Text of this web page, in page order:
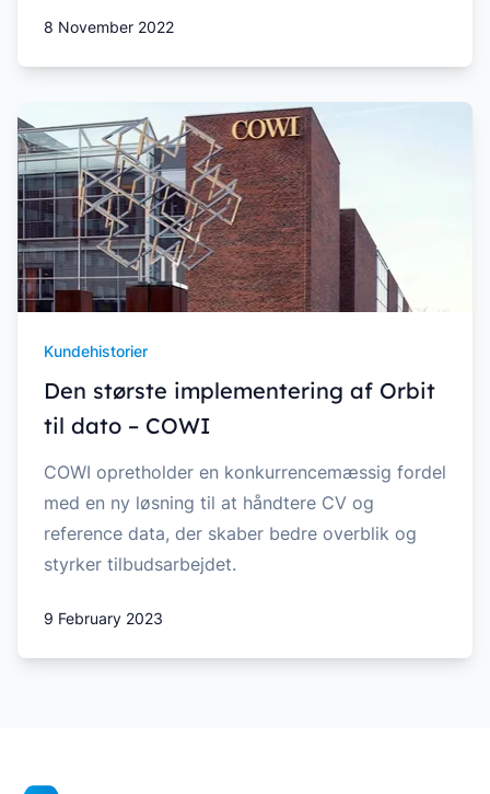
8 November 2022
Kundehistorier
Den største implementering af Orbit
til dato – COWI
COWI opretholder en konkurrencemæssig fordel
med en ny løsning til at håndtere CV og
reference data, der skaber bedre overblik og
styrker tilbudsarbejdet.
9 February 2023